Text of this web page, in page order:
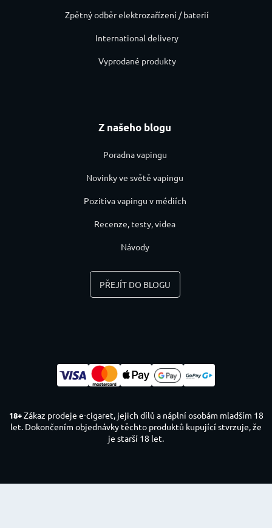
Zpětný odběr elektrozařízení / baterií
International delivery
Vyprodané produkty
Z našeho blogu
Poradna vapingu
Novinky ve světě vapingu
Pozitiva vapingu v médiích
Recenze, testy, videa
Návody
PŘEJÍT DO BLOGU
18+Zákaz prodeje e-cigaret, jejich dílů a náplní osobám mladším 18
let. Dokončením objednávky těchto produktů kupující stvrzuje, že
je starší 18 let.